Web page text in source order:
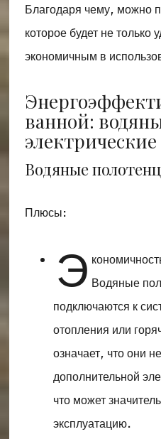
Благодаря чему, можно
которое будет не только
экономичным в
ванной:
электрические
Водяные
Плюсы:
Э Водяные
подключаются к
отопления или
означает, что они
дополнительной
что может
эксплуатацию.